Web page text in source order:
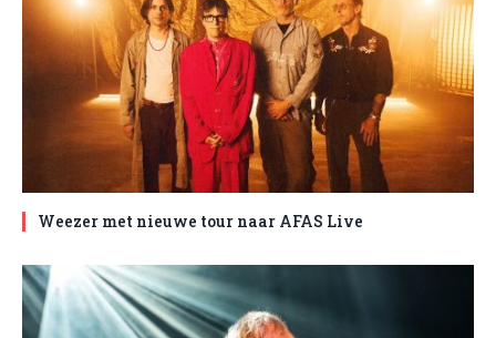
Weezer met nieuwe tour naar AFAS Live